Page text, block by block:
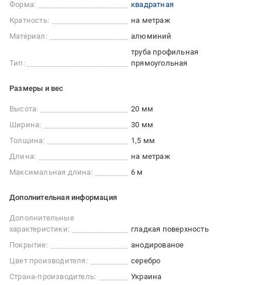
Форма:
квадратная
Кратность:
на метраж
Материал:
алюминий
Тип:
труба профильная
прямоугольная
Размеры и вес
Высота:
20 мм
Ширина:
30 мм
Толщина:
1,5 мм
Длина:
на метраж
Максимальная длина:
6 м
Дополнительная информация
Дополнительные
характеристики:
гладкая поверхность
Покрытие:
анодированое
Цвет производителя:
серебро
Страна-производитель:
Украина